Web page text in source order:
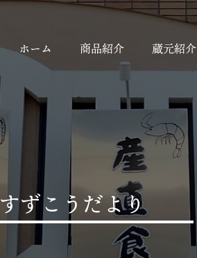
ホーム 商品紹介 蔵元紹介
すずこうだより